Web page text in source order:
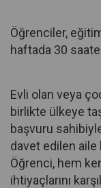
Öğrenciler,
haftada 30
Evli olan veya
birlikte ülkeye
başvuru
davet edilen aile
Öğrenci, hem
ihtiyaçlarını